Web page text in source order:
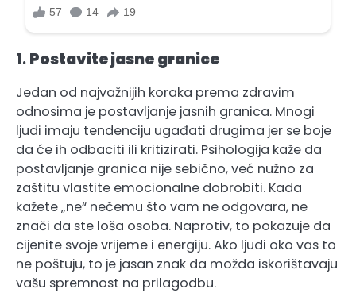
1.Postavite jasne granice
Jedan od najvažnijih koraka prema zdravim
odnosima je postavljanje jasnih granica. Mnogi
ljudi imaju tendenciju ugađati drugima jer se boje
da će ih odbaciti ili kritizirati. Psihologija kaže da
postavljanje granica nije sebično, već nužno za
zaštitu vlastite emocionalne dobrobiti. Kada
kažete „ne“ nečemu što vam ne odgovara, ne
znači da ste loša osoba. Naprotiv, to pokazuje da
cijenite svoje vrijeme i energiju. Ako ljudi oko vas to
ne poštuju, to je jasan znak da možda iskorištavaju
vašu spremnost na prilagodbu.